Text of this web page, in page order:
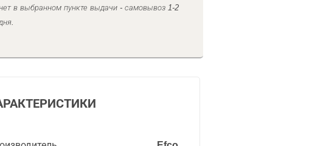
в выбранном пункте выдачи - самовывоз 1-2